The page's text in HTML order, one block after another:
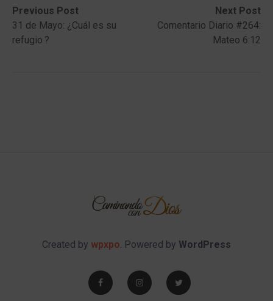
Post
navigation
Previous Post
Previous
post:31 de Mayo: ¿Cuál es su
refugio ?
Next Post
Next
post:
Comentario Diario #264:
Mateo 6:12
Created by wpxpo . Powered by WordPress